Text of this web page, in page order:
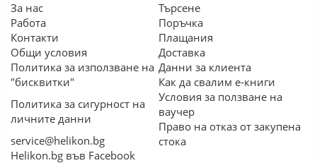
За нас
Работа
Контакти
Общи условия
Политика за използване на
"бисквитки"
Политика за сигурност на
личните данни
service@helikon.bg
Helikon.bg във Facebook
Търсене
Поръчка
Плащания
Доставка
Данни за клиента
Как да свалим е-книги
Условия за ползване на
ваучер
Право на отказ от закупена
стока